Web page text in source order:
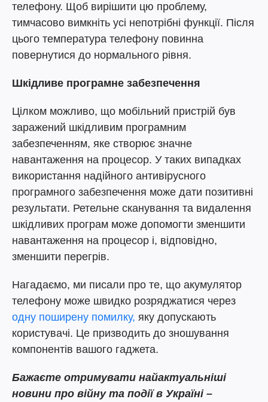
телефону. Щоб вирішити цю проблему,
тимчасово вимкніть усі непотрібні функції. Після
цього температура телефону повинна
повернутися до нормального рівня.
Шкідливе програмне забезпечення
Цілком можливо, що мобільний пристрій був
заражений шкідливим програмним
забезпеченням, яке створює значне
навантаження на процесор. У таких випадках
використання надійного антивірусного
програмного забезпечення може дати позитивні
результати. Ретельне сканування та видалення
шкідливих програм може допомогти зменшити
навантаження на процесор і, відповідно,
зменшити перегрів.
Нагадаємо, ми писали про те, що акумулятор
телефону може швидко розряджатися через
одну поширену помилку, яку допускають
користувачі. Це призводить до зношування
компонентів вашого гаджета.
Бажаєте отримувати найактуальніші
новини про війну та події в Україні –